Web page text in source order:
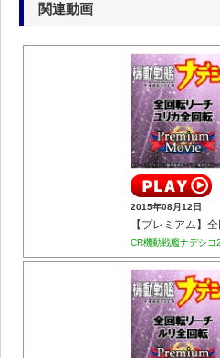
関連動画
2015年08月12日
CR機動戦艦ナデシコ